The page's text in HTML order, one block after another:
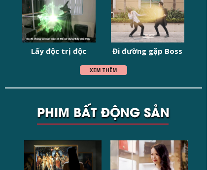
PHIM BẤT ĐỘNG SẢN
XEM THÊM
Lấy độc trị độc Đi đường gặp Boss